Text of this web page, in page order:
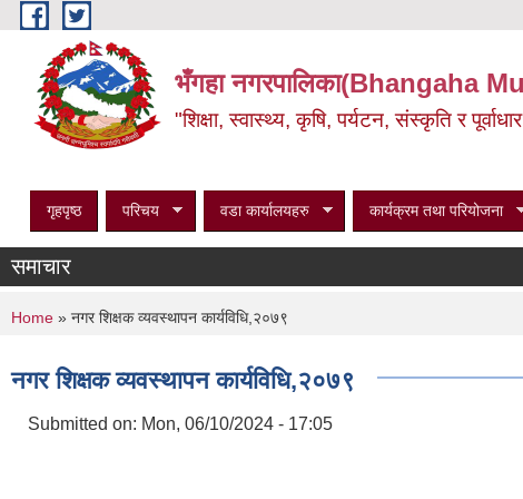
Skip to main content
भँगहा नगरपालिका(Bhangaha
"शिक्षा, स्वास्थ्य, कृषि, पर्यटन, संस्कृति र
गृहपृष्ठ परिचय वडा कार्यालयहरु कार्यक्रम तथा परियोजना
समाचार
You are here
Home » नगर शिक्षक व्यवस्थापन कार्यविधि,२०७९
नगर शिक्षक व्यवस्थापन कार्यविधि,२०७९
Submitted on: Mon, 06/10/2024 - 17:05